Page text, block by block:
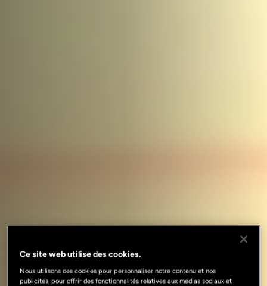
Ce site web utilise des cookies.
Nous utilisons des cookies pour personnaliser notre contenu et nos
publicités, pour offrir des fonctionnalités relatives aux médias sociaux et